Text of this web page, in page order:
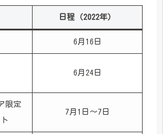
日程（2022年）
6月16日
6月24日
限定
7月1日～7日